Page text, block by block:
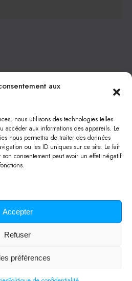
aux
nous utilisons des technologies telles
accéder aux informations des appareils. Le
nous permettra de traiter des données
ou les ID uniques sur ce site. Le fait
consentement peut avoir un effet négatif
Accepter
Refuser
préférences
Narbonne
légales/Politique de confidentialité